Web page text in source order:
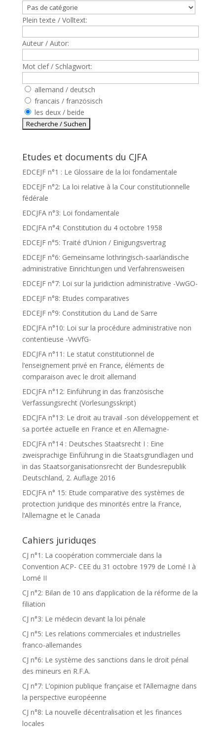
Plein texte / Volltext:
Auteur / Autor:
Mot clef / Schlagwort:
allemand / deutsch
francais / französisch
les deux / beide
Etudes et documents du CJFA
EDCEJF n°1 : Le Glossaire de la loi fondamentale
EDCEJF n°2: La loi relative à la Cour constitutionnelle
fédérale
EDCJFA n°3: Loi fondamentale
EDCJFA n°4: Constitution du 4 octobre 1958
EDCEJF n°5: Traité d’Union / Einigungsvertrag
EDCEJF n°6: Gemeinsame lothringisch-saarländische
administrative Einrichtungen und Verfahrensweisen
EDCEJF n°7: Loi sur la juridiction administrative -VwGO-
EDCEJF n°8: Etudes comparatives
EDCEJF n°9: Constitution du Land de Sarre
EDCJFA n°10: Loi sur la procédure administrative non
contentieuse -VwVfG-
EDCJFA n°11: Le statut constitutionnel de
l’enseignement privé en France, éléments de
comparaison avec le droit allemand
EDCJFA n°12: Einführung in das französische
Verfassungsrecht (Vorlesungsskript)
EDCJFA n°13: Le droit au travail -son développement et
sa portée actuelle en France et en Allemagne-
EDCJFA n°14 : Deutsches Staatsrecht I : Eine
zweisprachige Einführung in die Staatsgrundlagen und
in das Staatsorganisationsrecht der Bundesrepublik
Deutschland, 2. Auflage 2016
EDCJFA n° 15: Etude comparative des systèmes de
protection juridique des minorités entre la France,
l’Allemagne et le Canada
Cahiers juriduqes
CJ n°1: La coopération commerciale dans la
Convention ACP- CEE du 31 octobre 1979 de Lomé I à
Lomé II
CJ n°2: Bilan de 10 ans d’application de la réforme de la
filiation
CJ n°3: Le médecin devant la loi pénale
CJ n°5: Les relations commerciales et industrielles
franco-allemandes
CJ n°6: Le système des sanctions dans le droit pénal
des mineurs en R.F.A.
CJ n°7: L’opinion publique française et l’Allemagne dans
la perspective européenne
CJ n°8: La nouvelle décentralisation et les finances
locales